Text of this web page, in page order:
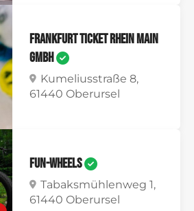
Frankfurt Ticket Rhein Main
GmbH
Kumeliusstraße 8,
61440 Oberursel
Fun-Wheels
Tabaksmühlenweg 1,
61440 Oberursel